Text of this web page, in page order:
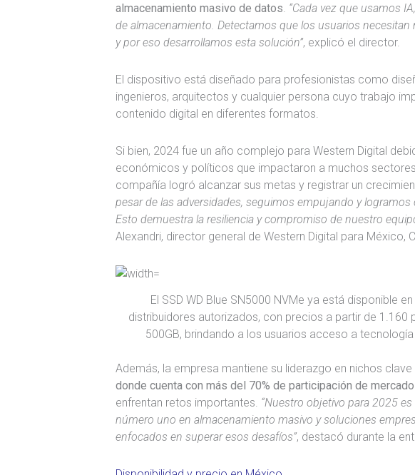
almacenamiento masivo de datos “Cada vez que usamos
de almacenamiento. Detectamos que los usuarios necesitan
y por eso desarrollamos esta solución”, explicó el director.
El dispositivo está diseñado para profesionistas como
ingenieros, arquitectos y cualquier persona cuyo trabajo
contenido digital en diferentes formatos.
Si bien, 2024 fue un año complejo para Western Digital
económicos y políticos que impactaron a muchos
compañía logró alcanzar sus metas y registrar un
pesar de las adversidades, seguimos empujando y logramos
Esto demuestra la resiliencia y compromiso de nuestro
Alexandri, director general de Western Digital para México,
El SSD WD Blue SN5000 NVMe ya está disponible
distribuidores autorizados, con precios a partir de 1.160
500GB, brindando a los usuarios acceso a
Además, la empresa mantiene su liderazgo en nichos
donde cuenta con más del 70% de participación de mercado
enfrentan retos importantes. “Nuestro objetivo para 2025
número uno en almacenamiento masivo y soluciones
enfocados en superar esos desafíos”, destacó durante la